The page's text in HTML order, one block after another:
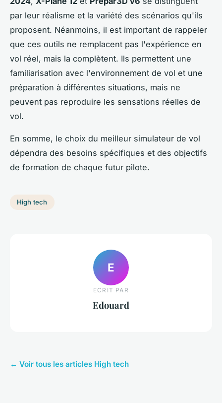
par leur réalisme et la variété des scénarios qu'ils
proposent. Néanmoins, il est important de rappeler
que ces outils ne remplacent pas l'expérience en
vol réel, mais la complètent. Ils permettent une
familiarisation avec l'environnement de vol et une
préparation à différentes situations, mais ne
peuvent pas reproduire les sensations réelles de
vol.
En somme, le choix du meilleur simulateur de vol
dépendra des besoins spécifiques et des objectifs
de formation de chaque futur pilote.
High tech
E
ECRIT PAR
Edouard
← Voir tous les articles High tech